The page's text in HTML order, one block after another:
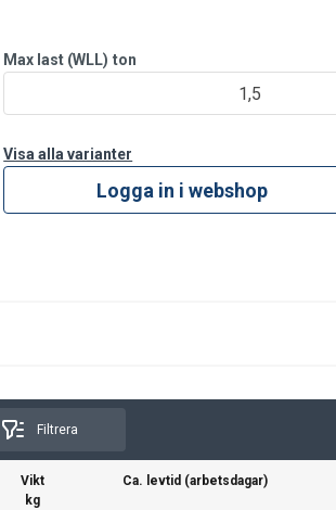
Max last (WLL) ton
1,5
Visa alla varianter
Logga in i webshop
Filtrera
Vikt
kg
Ca. levtid (arbetsdagar)